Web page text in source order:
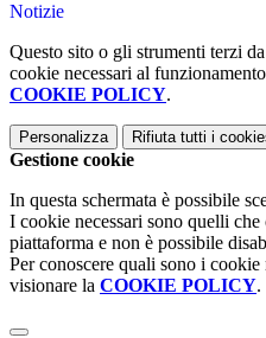
Notizie
Questo sito o gli strumenti terzi
cookie necessari al
COOKIE POLICY.
Personalizza Rifiuta tutti i
Gestione cookie
In questa schermata è possibile
I cookie necessari sono quelli
piattaforma e non è possibile
Per conoscere quali sono i
visionare la COOKIE POLICY.